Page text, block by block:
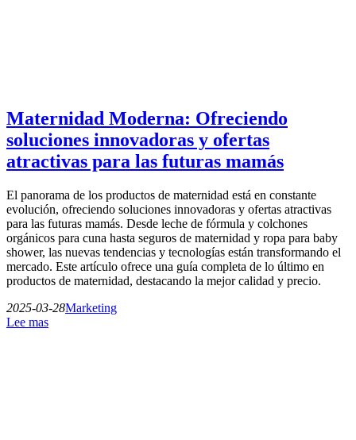
Maternidad Moderna: Ofreciendo
soluciones innovadoras y ofertas
atractivas para las futuras mamás
El panorama de los productos de maternidad está en constante
evolución, ofreciendo soluciones innovadoras y ofertas atractivas
para las futuras mamás. Desde leche de fórmula y colchones
orgánicos para cuna hasta seguros de maternidad y ropa para baby
shower, las nuevas tendencias y tecnologías están transformando el
mercado. Este artículo ofrece una guía completa de lo último en
productos de maternidad, destacando la mejor calidad y precio.
2025-03-28Marketing
Lee mas